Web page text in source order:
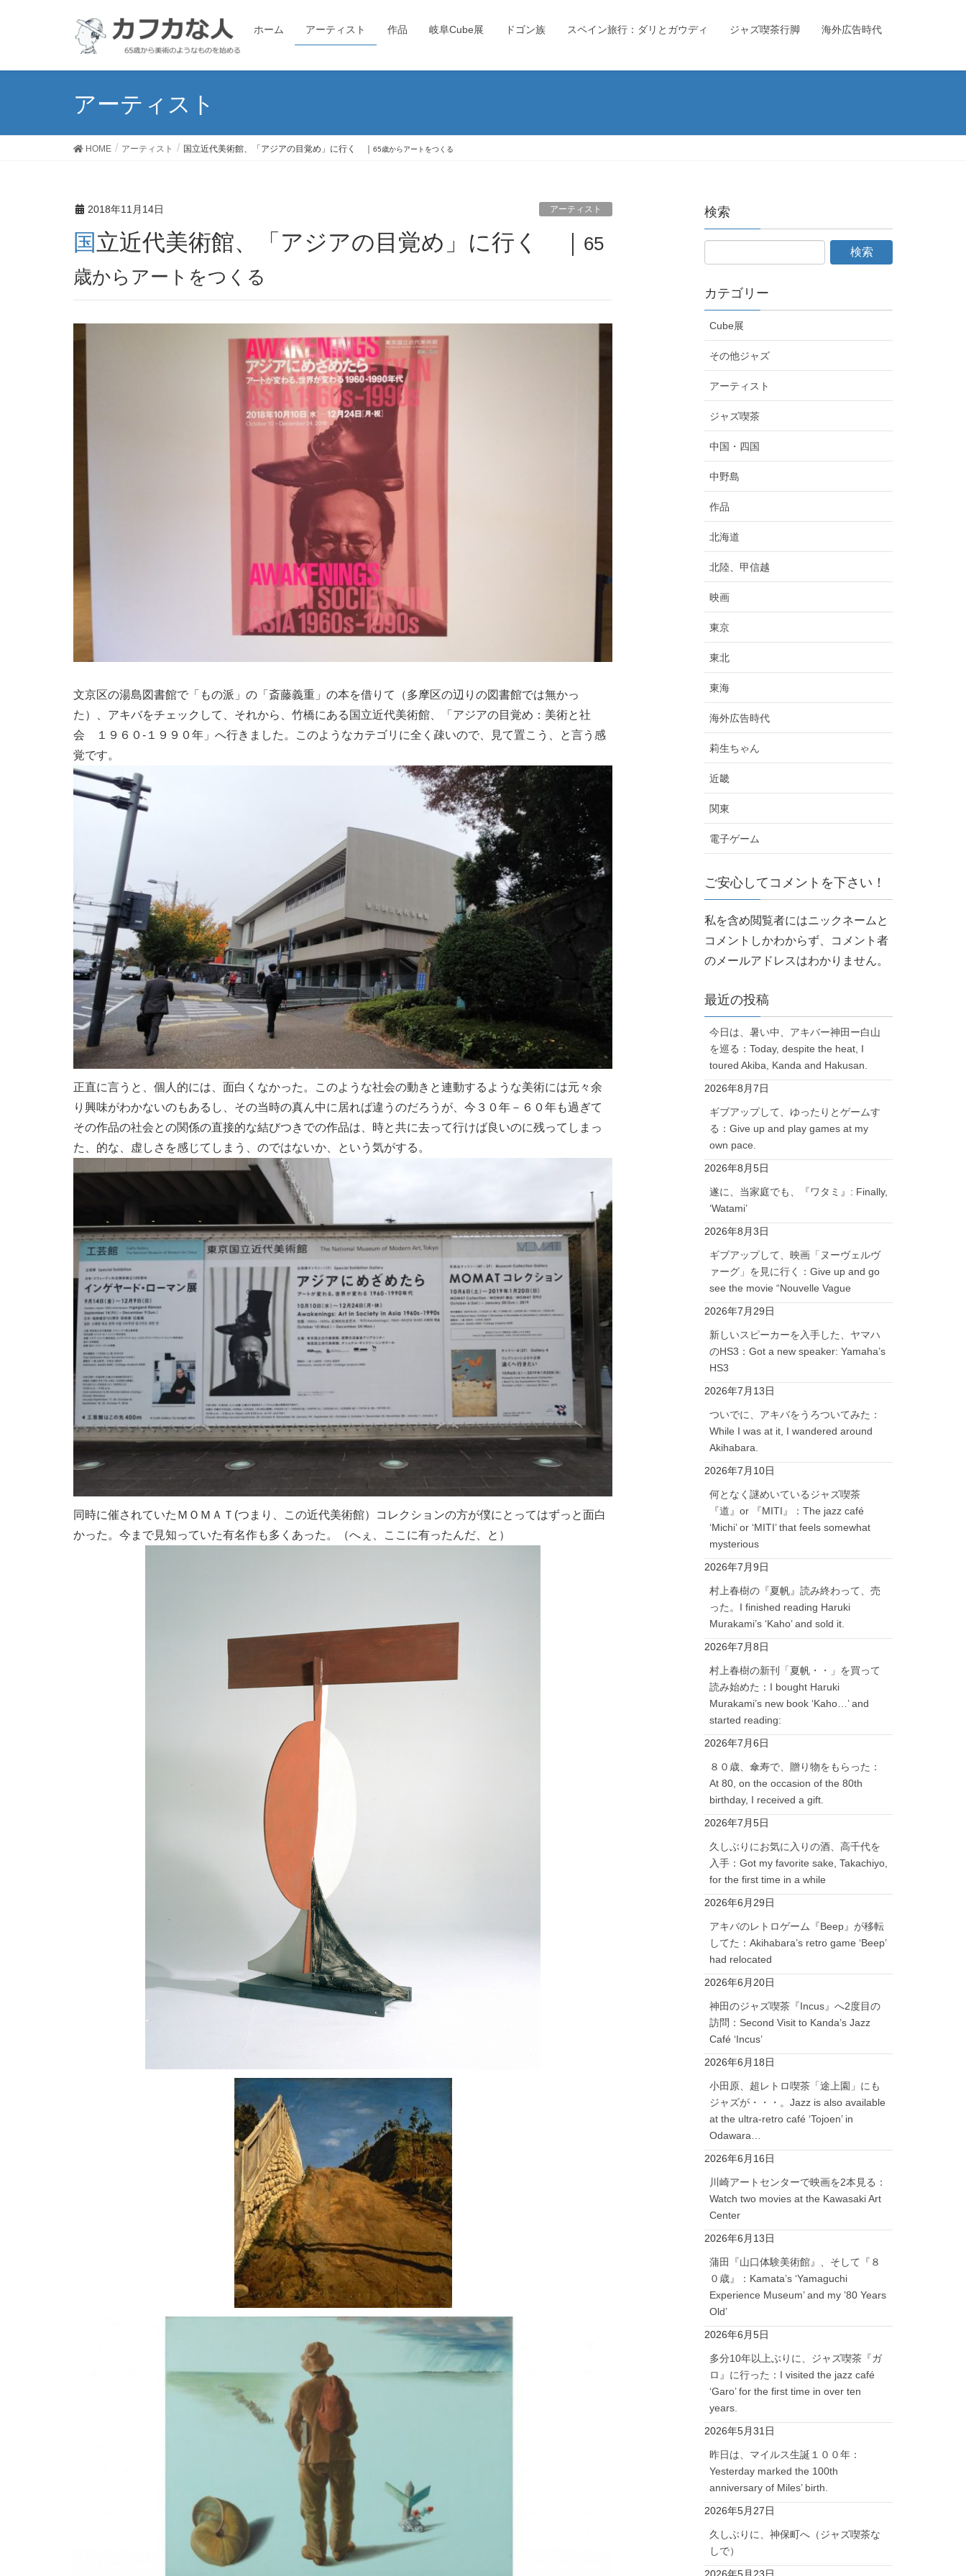
ホーム アーティスト 作品 岐阜Cube展 ドゴン族 スペイン旅行：ダリとガウディ ジャズ喫茶行脚 海外広告時代
アーティスト
HOME アーティスト 国立近代美術館、「アジアの目覚め」に行く ｜ 65歳からアートをつくる
2018年11月14日 アーティスト
国立近代美術館、「アジアの目覚め」に行く ｜
65
歳からアートをつくる
文京区の湯島図書館で「もの派」の「斎藤義重」の本を借りて（多摩区の辺りの図書館では無かっ
た）、アキバをチェックして、それから、竹橋にある国立近代美術館、「アジアの目覚め：美術と社
会 １９６０-１９９０年」へ行きました。このようなカテゴリに全く疎いので、見て置こう、と言う感
覚です。
正直に言うと、個人的には、面白くなかった。このような社会の動きと連動するような美術には元々余
り興味がわかないのもあるし、その当時の真ん中に居れば違うのだろうが、今３０年－６０年も過ぎて
その作品の社会との関係の直接的な結びつきでの作品は、時と共に去って行けば良いのに残ってしまっ
た、的な、虚しさを感じてしまう、のではないか、という気がする。
同時に催されていたＭＯＭＡＴ(つまり、この近代美術館）コレクションの方が僕にとってはずっと面白
かった。今まで見知っていた有名作も多くあった。（へぇ、ここに有ったんだ、と）
検索
カテゴリー
Cube展
その他ジャズ
アーティスト
ジャズ喫茶
中国・四国
中野島
作品
北海道
北陸、甲信越
映画
東京
東北
東海
海外広告時代
莉生ちゃん
近畿
関東
電子ゲーム
ご安心してコメントを下さい！
私を含め閲覧者にはニックネームと
コメントしかわからず、
コメント者
のメールアドレスはわかりません。
最近の投稿
今日は、暑い中、アキバー神田ー白山
を巡る：Today, despite the heat, I
toured Akiba, Kanda and Hakusan.
2026年8月7日
ギブアップして、ゆったりとゲームす
る：Give up and play games at my
own pace.
2026年8月5日
遂に、当家庭でも、『ワタミ』: Finally,
‘Watami’
2026年8月3日
ギブアップして、映画「ヌーヴェルヴ
ァーグ」を見に行く：Give up and go
see the movie “Nouvelle Vague
2026年7月29日
新しいスピーカーを入手した、ヤマハ
のHS3：Got a new speaker: Yamaha’s
HS3
2026年7月13日
ついでに、アキバをうろついてみた：
While I was at it, I wandered around
Akihabara.
2026年7月10日
何となく謎めいているジャズ喫茶
『道』or 『MITI』：The jazz café
‘Michi’ or ‘MITI’ that feels somewhat
mysterious
2026年7月9日
村上春樹の『夏帆』読み終わって、売
った。I finished reading Haruki
Murakami’s ‘Kaho’ and sold it.
2026年7月8日
村上春樹の新刊「夏帆・・」を買って
読み始めた：I bought Haruki
Murakami’s new book ‘Kaho…’ and
started reading:
2026年7月6日
８０歳、傘寿で、贈り物をもらった：
At 80, on the occasion of the 80th
birthday, I received a gift.
2026年7月5日
久しぶりにお気に入りの酒、高千代を
入手：Got my favorite sake, Takachiyo,
for the first time in a while
2026年6月29日
アキバのレトロゲーム『Beep』が移転
してた：Akihabara’s retro game ‘Beep’
had relocated
2026年6月20日
神田のジャズ喫茶『Incus』へ2度目の
訪問：Second Visit to Kanda’s Jazz
Café ‘Incus’
2026年6月18日
小田原、超レトロ喫茶「途上園」にも
ジャズが・・・。Jazz is also available
at the ultra-retro café ‘Tojoen’ in
Odawara…
2026年6月16日
川崎アートセンターで映画を2本見る：
Watch two movies at the Kawasaki Art
Center
2026年6月13日
蒲田『山口体験美術館』、そして『８
０歳』：Kamata’s ‘Yamaguchi
Experience Museum’ and my ’80 Years
Old’
2026年6月5日
多分10年以上ぶりに、ジャズ喫茶『ガ
ロ』に行った：I visited the jazz café
‘Garo’ for the first time in over ten
years.
2026年5月31日
昨日は、マイルス生誕１００年：
Yesterday marked the 100th
anniversary of Miles’ birth.
2026年5月27日
久しぶりに、神保町へ（ジャズ喫茶な
しで）